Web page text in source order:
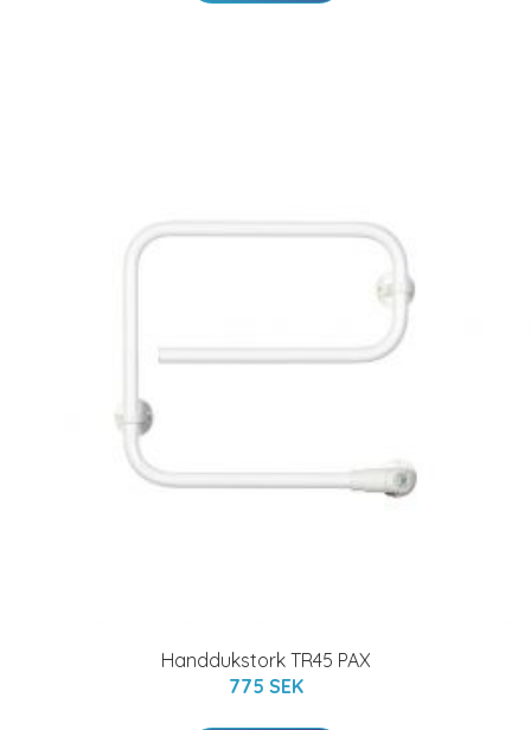
Handdukstork TR45 PAX
775 SEK